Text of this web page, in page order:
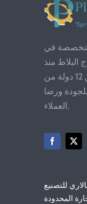
في
البلاط منذ
عام 1974، ونخدم أكثر من 12 دولة من
ورضا
العملاء.
للتصنيع
المحدودة